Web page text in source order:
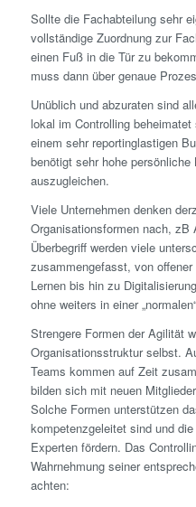
Sollte die Fachabteilung sehr
vollständige Zuordnung zur
einen Fuß in die Tür zu
muss dann über genaue
Unüblich und abzuraten sind
lokal im Controlling
einem sehr reportinglastigen
benötigt sehr hohe
auszugleichen.
Viele Unternehmen denken
Organisationsformen nach, zB
Überbegriff werden viele
zusammengefasst, von
Lernen bis hin zu
ohne weiters in einer
Strengere Formen der Agilität
Organisationsstruktur selbst.
Teams kommen auf Zeit
bilden sich mit neuen
Solche Formen unterstützen
kompetenzgeleitet sind und
Experten fördern. Das
Wahrnehmung seiner
achten: